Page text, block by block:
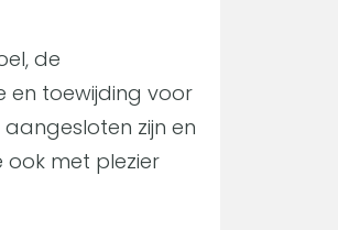
de
en toewijding voor
zijn en
ook met plezier